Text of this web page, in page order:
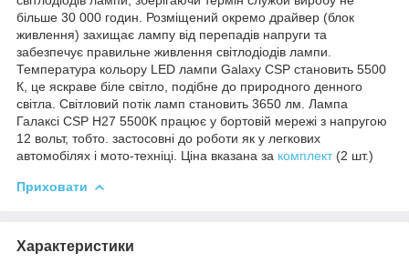
більше 30 000 годин. Розміщений окремо драйвер (блок
живлення) захищає лампу від перепадів напруги та
забезпечує правильне живлення світлодіодів лампи.
Температура кольору LED лампи Galaxy CSP становить 5500
К, це яскраве біле світло, подібне до природного денного
світла. Світловий потік ламп становить 3650 лм. Лампа
Галаксі CSP H27 5500K працює у бортовій мережі з напругою
12 вольт, тобто. застосовні до роботи як у легкових
автомобілях і мото-техніці. Ціна вказана за комплект(2 шт.)
Приховати
Характеристики